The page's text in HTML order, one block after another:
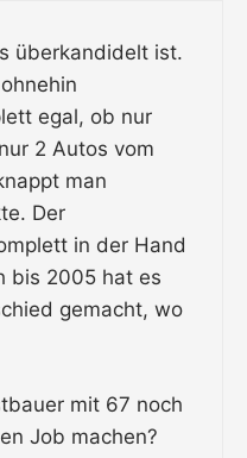
überkandidelt ist.
egal, ob nur
2 Autos vom
man
Der
in der Hand
bis 2005 hat es
gemacht, wo
mit 67 noch
Job machen?